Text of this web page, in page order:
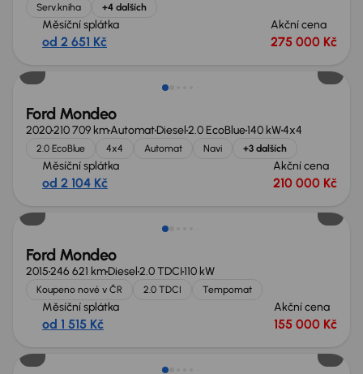
Serv.kniha
+4 dalších
Měsíční splátka
od 2 651 Kč
Akční cena
275 000 Kč
Ford Mondeo
2020210 709 kmAutomatDiesel2.0 EcoBlue140 kW4x4
2.0 EcoBlue 4x4 Automat Navi +3 dalších
Měsíční splátka
od 2 104 Kč
Akční cena
210 000 Kč
Ford Mondeo
2015246 621 kmDiesel2.0 TDCI110 kW
Koupeno nové v ČR 2.0 TDCI Tempomat
Měsíční splátka
od 1 515 Kč
Akční cena
155 000 Kč